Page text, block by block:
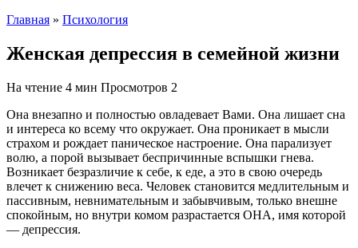
Главная » Психология
Женская депрессия в семейной жизни
На чтение 4 мин Просмотров 2
Она внезапно и полностью овладевает Вами. Она лишает сна
и интереса ко всему что окружает. Она проникает в мысли
страхом и рождает паническое настроение. Она парализует
волю, а порой вызывает беспричинные вспышки гнева.
Возникает безразличие к себе, к еде, а это в свою очередь
влечет к снижению веса. Человек становится медлительным и
пассивным, невнимательным и забывчивым, только внешне
спокойным, но внутри комом разрастается ОНА, имя которой
— депрессия.